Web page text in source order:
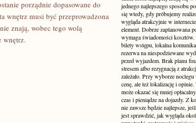
porządnie dopasowane do
wnętrz musi być przeprowadzona
znają, wobec tego wolą
wnętrz.
jednego najlepszego sposobu
się wtedy, gdy próbujemy
wygląda atrakcyjnie w
element. Dobrze zaplanowana
wymaga świadomości
bilety wstępu, lokalna
rezerwa na niespodziewane
przed wyjazdem. Brak planu
stresem albo rezygnacją z
zależało. Przy wyborze
cenę, ale też lokalizację i
może okazać się mniej
czas i pieniądze na dojazdy. Z
nie zawsze będzie najlepsze,
jest sprawdzić, jak wygląda